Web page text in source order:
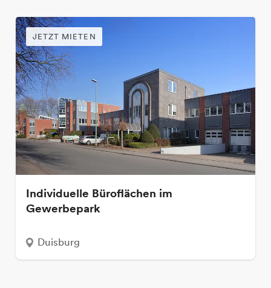
JETZT MIETEN
Individuelle Büroflächen im
Gewerbepark
Duisburg